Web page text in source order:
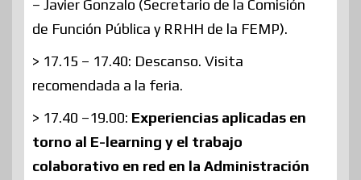
– Javier Gonzalo (Secretario de la Comisión
de Función Pública y RRHH de la FEMP).
> 17.15 – 17.40: Descanso. Visita
recomendada a la feria.
> 17.40 –19.00: Experiencias aplicadas en
torno al E-learning y el trabajo
colaborativo en red en la Administración